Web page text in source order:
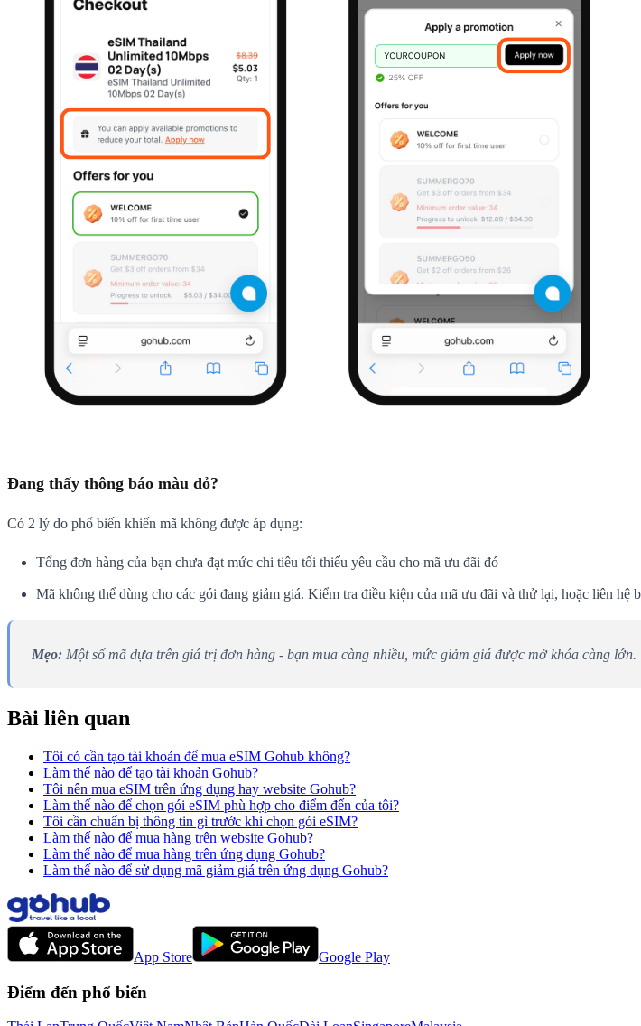
Đang thấy thông báo màu đỏ?
Có 2 lý do phổ biến khiến mã không được áp dụng:
Tổng đơn hàng của bạn chưa đạt mức chi tiêu tối thiểu yêu cầu cho mã ưu đãi đó
Mã không thể dùng cho các gói đang giảm giá. Kiểm tra điều kiện của mã ưu đãi và thử lại, hoặc liên hệ
Mẹo: Một số mã dựa trên giá trị đơn hàng - bạn mua càng nhiều, mức giảm giá được mở khóa càng lớn.
Bài liên quan
Tôi có cần tạo tài khoản để mua eSIM Gohub không?
Làm thế nào để tạo tài khoản Gohub?
Tôi nên mua eSIM trên ứng dụng hay website Gohub?
Làm thế nào để chọn gói eSIM phù hợp cho điểm đến của tôi?
Tôi cần chuẩn bị thông tin gì trước khi chọn gói eSIM?
Làm thế nào để mua hàng trên website Gohub?
Làm thế nào để mua hàng trên ứng dụng Gohub?
Làm thế nào để sử dụng mã giảm giá trên ứng dụng Gohub?
App Store Google Play
Điểm đến phổ biến